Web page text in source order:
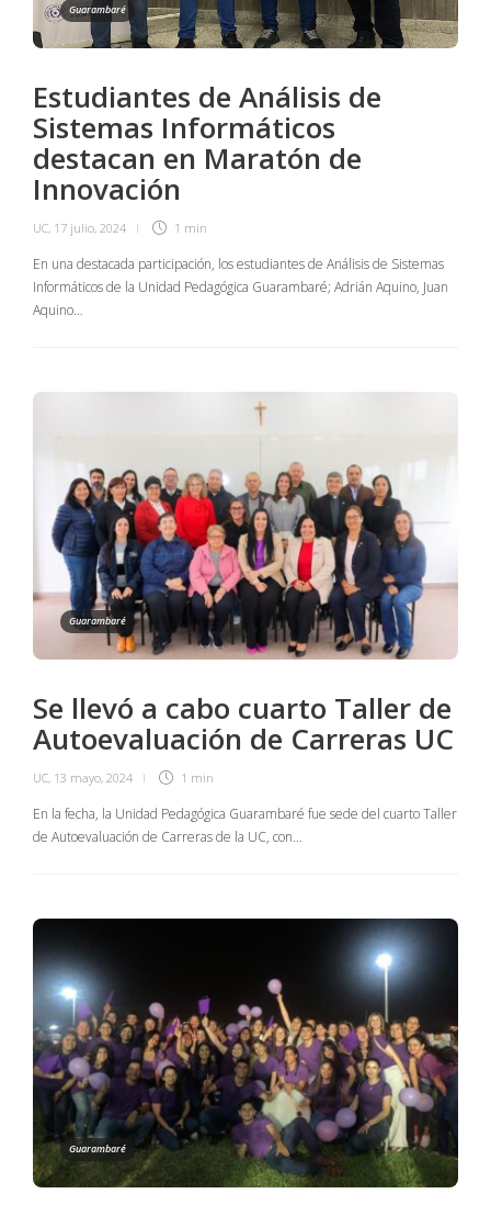
Guarambaré
Estudiantes de Análisis de
Sistemas Informáticos
destacan en Maratón de
Innovación
UC, 17 julio, 2024 1 min
En una destacada participación, los estudiantes de Análisis de Sistemas
Informáticos de la Unidad Pedagógica Guarambaré; Adrián Aquino, Juan
Aquino…
Guarambaré
Se llevó a cabo cuarto Taller de
Autoevaluación de Carreras UC
UC, 13 mayo, 2024 1 min
En la fecha, la Unidad Pedagógica Guarambaré fue sede del cuarto Taller
de Autoevaluación de Carreras de la UC, con…
Guarambaré